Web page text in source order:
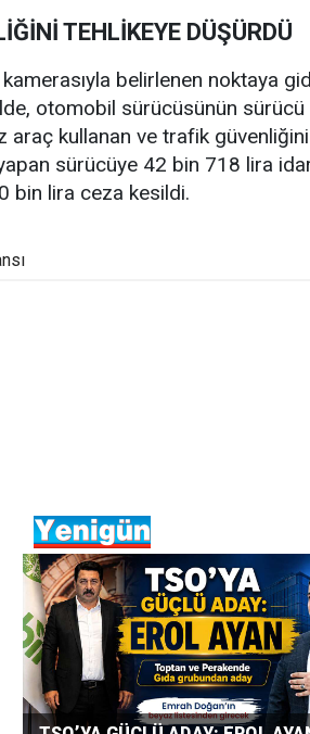
TEHLİKEYE DÜŞÜRDÜ
belirlenen noktaya
otomobil sürücüsünün sürücü
araç kullanan ve trafik
sürücüye 42 bin 718 lira
bin lira ceza kesildi.